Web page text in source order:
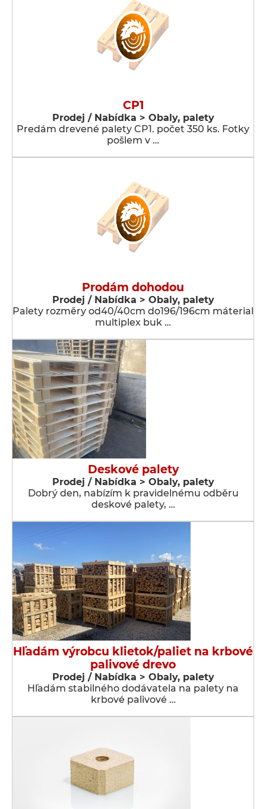
CP1
Prodej / Nabídka > Obaly, palety
Predám drevené palety CP1. počet 350 ks. Fotky
pošlem v …
Prodám dohodou
Prodej / Nabídka > Obaly, palety
Palety rozměry od40/40cm do196/196cm máterial
multiplex buk …
Deskové palety
Prodej / Nabídka > Obaly, palety
Dobrý den, nabízím k pravidelnému odběru
deskové palety, …
Hľadám výrobcu klietok/paliet na krbové
palivové drevo
Prodej / Nabídka > Obaly, palety
Hľadám stabilného dodávatela na palety na
krbové palivové …